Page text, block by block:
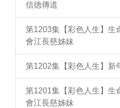
信德傳道
第1203集【彩色人生】生
會江長慈姊妹
第1202集【彩色人生】新
第1201集【彩色人生】生
會江長慈姊妹